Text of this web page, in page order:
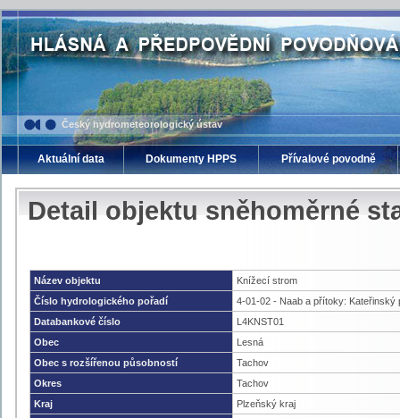
Český hydrometeorologický ústav
Aktuální data Dokumenty HPPS Přívalové povodně
Detail objektu sněhoměrné
Název objektu
Knížecí strom
Číslo hydrologického pořadí
4-01-02 - Naab a přítoky: Kateřinský
Databankové číslo
L4KNST01
Obec
Lesná
Obec s rozšířenou působností
Tachov
Okres
Tachov
Kraj
Plzeňský kraj